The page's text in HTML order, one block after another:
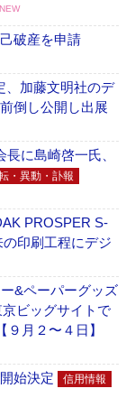
NEW
破産を申請
加藤文明社のデ
倒し公開し出展
に島崎啓一氏、
・異動・訃報
PROSPER S-
印刷工程にデジ
&ペーパーグッズ
ビッグサイトで
月２〜４日】
始決定 信用情報